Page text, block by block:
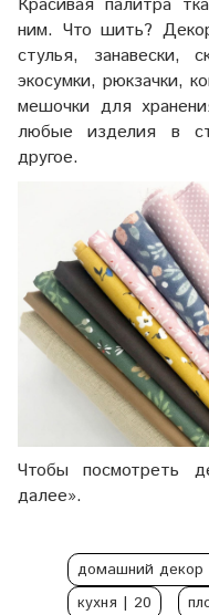
ним. Что шить?
стулья, занавески,
экосумки, рюкзачки,
мешочки для
любые изделия в
другое.
Чтобы посмотреть
далее».
домашний декор
кухня | 20